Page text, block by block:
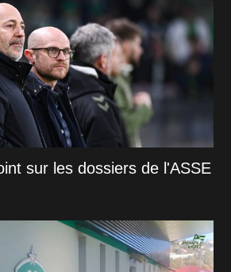
sur les dossiers de l'ASSE